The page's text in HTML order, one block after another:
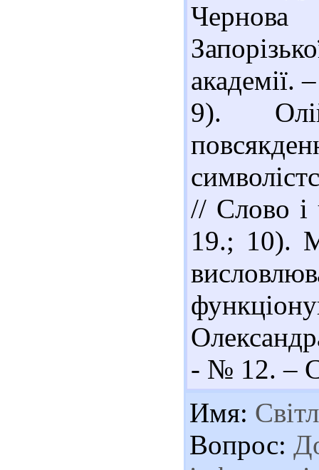
9).
// Слово
19.; 10).
- № 12. –
Имя:
Вопрос: